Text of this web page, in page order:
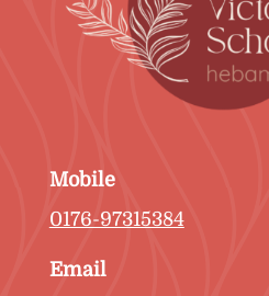
Mobile
0176-97315384
Email